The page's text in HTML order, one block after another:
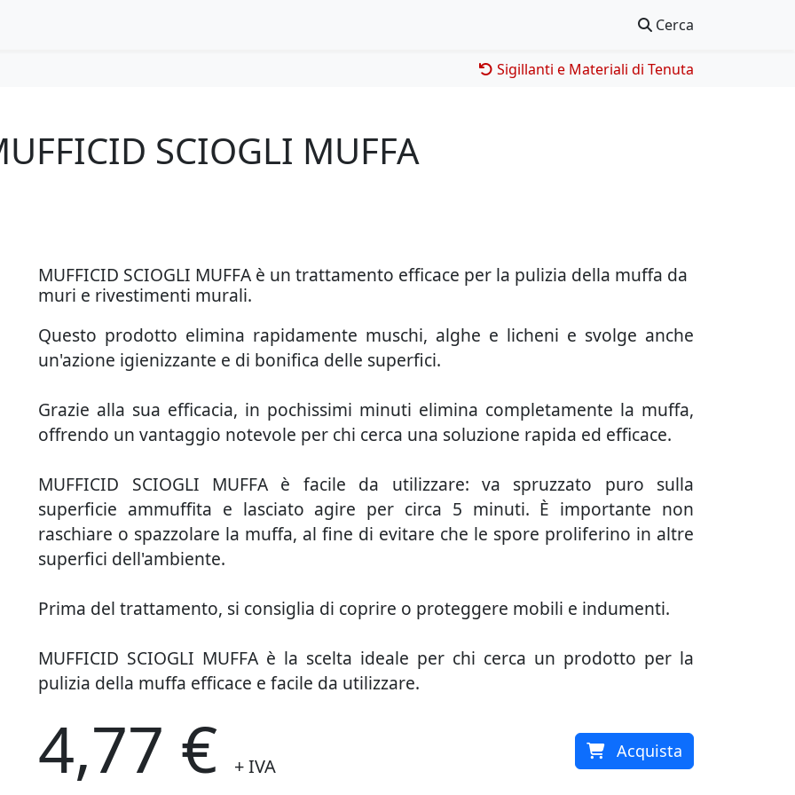
Cerca
Sigillanti e Materiali di Tenuta
SCIOGLI MUFFA
MUFFICID SCIOGLI MUFFA è un trattamento efficace per la pulizia della muffa da
muri e rivestimenti murali.
Questo prodotto elimina rapidamente muschi, alghe e licheni e svolge anche
un'azione igienizzante e di bonifica delle superfici.
Grazie alla sua efficacia, in pochissimi minuti elimina completamente la muffa,
offrendo un vantaggio notevole per chi cerca una soluzione rapida ed efficace.
MUFFICID SCIOGLI MUFFA è facile da utilizzare: va spruzzato puro sulla
superficie ammuffita e lasciato agire per circa 5 minuti. È importante non
raschiare o spazzolare la muffa, al fine di evitare che le spore proliferino in altre
superfici dell'ambiente.
Prima del trattamento, si consiglia di coprire o proteggere mobili e indumenti.
MUFFICID SCIOGLI MUFFA è la scelta ideale per chi cerca un prodotto per la
pulizia della muffa efficace e facile da utilizzare.
4,77 € + IVA
Acquista